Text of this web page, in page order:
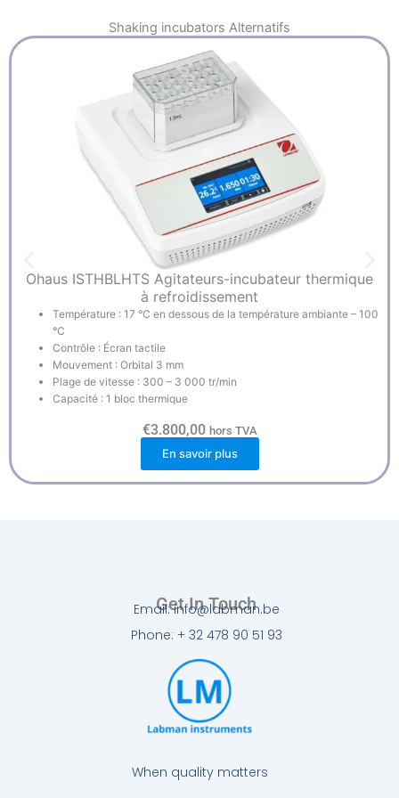
Shaking incubators Alternatifs
Ohaus ISTHBLHTS Agitateurs-incubateur thermique
à refroidissement
Température : 17 °C en dessous de la température ambiante – 100
°C
Contrôle : Écran tactile
Mouvement : Orbital 3 mm
Plage de vitesse : 300 – 3 000 tr/min
Capacité : 1 bloc thermique
€3.800,00 hors TVA
En savoir plus
When quality matters
Get In Touch
Email: info@labman.be
Phone: + 32 478 90 51 93